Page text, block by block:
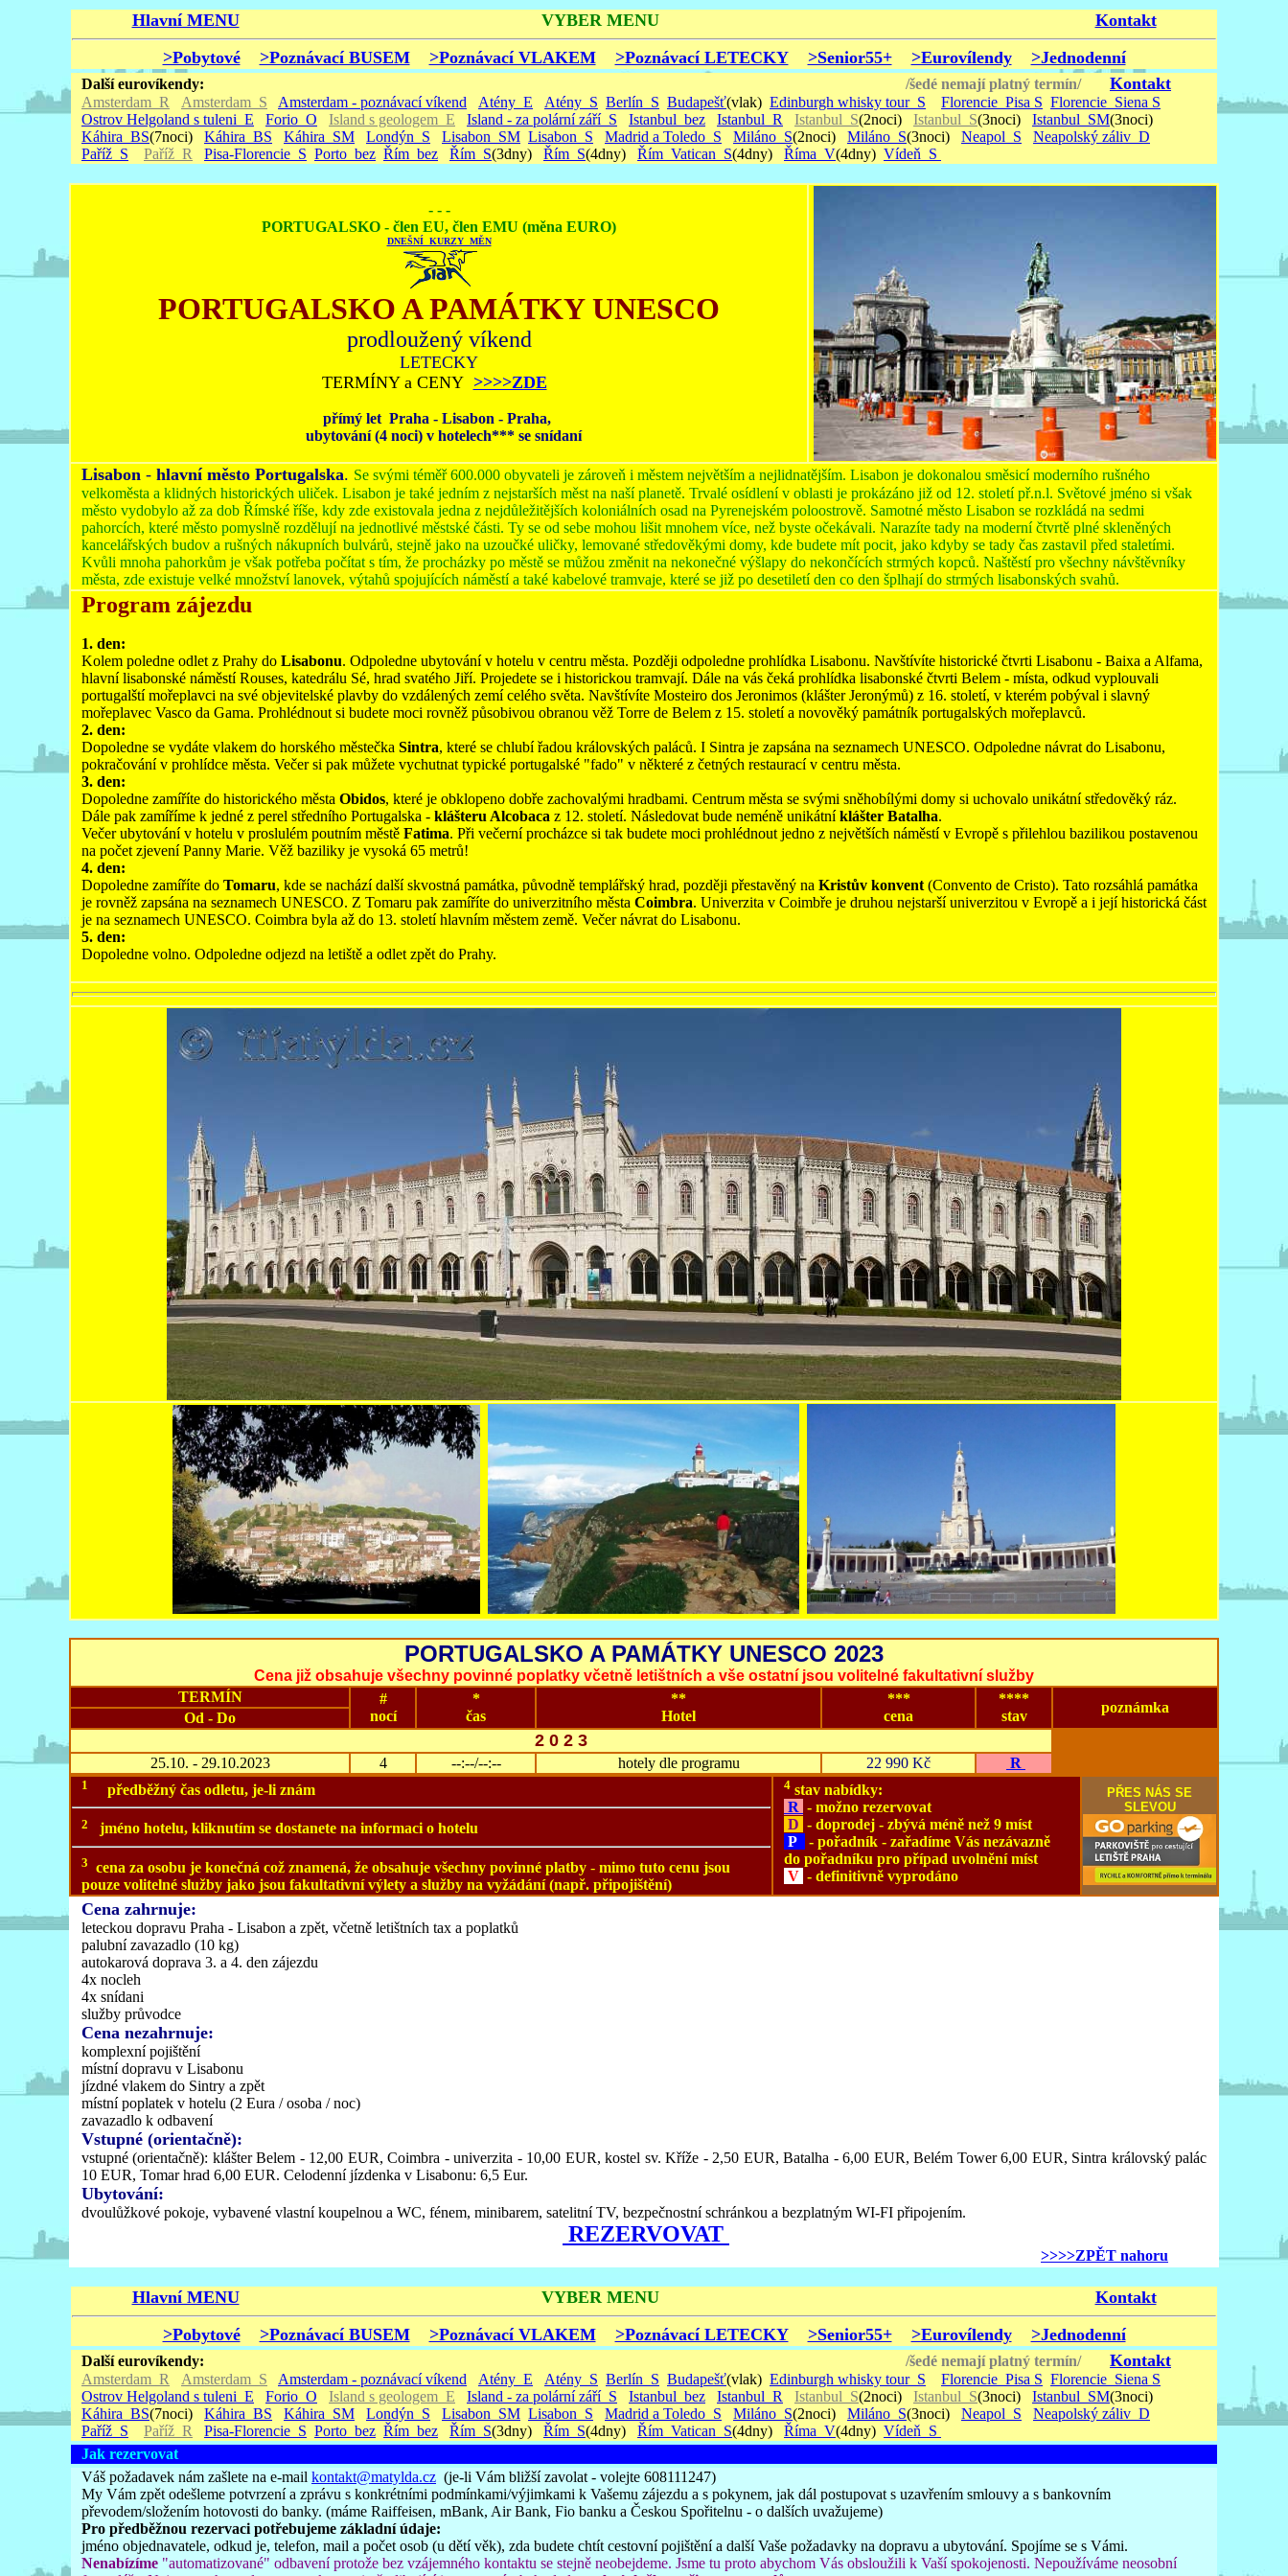
Hlavní MENU VYBER MENU
Kontakt
>Pobytové
>Poznávací BUSEM >Poznávací VLAKEM >Poznávací LETECKY >Senior55+ >Eurovílendy >Jednodenní
Další eurovíkendy: /šedé nemají platný termín/ Kontakt
Amsterdam_R Amsterdam_S Amsterdam - poznávací víkend Atény_E Atény_S Berlín_S Budapešť(vlak) Edinburgh whisky tour_S Florencie_Pisa S Florencie_Siena S
Ostrov Helgoland s tuleni_E
Forio_O Island s geologem_E Island - za polární září_S Istanbul_bez Istanbul_R Istanbul_S(2noci) Istanbul_S(3noci) Istanbul_SM(3noci)
Káhira_BS(7noci) Káhira_BS Káhira_SM Londýn_S Lisabon_SM Lisabon_S Madrid a Toledo_S Miláno_S(2noci) Miláno_S(3noci) Neapol_S
Neapolský záliv_D
Paříž_S
Paříž_R Pisa-Florencie_S Porto_bez Řím_bez Řím_S(3dny) Řím_S(4dny) Řím_Vatican_S(4dny) Říma_V(4dny) Vídeň_S
- - -
PORTUGALSKO - člen EU, člen EMU (měna EURO)
DNEŠNÍ KURZY MĚN
PORTUGALSKO A PAMÁTKY UNESCO
prodloužený víkend
LETECKY
TERMÍNY a CENY >>>>ZDE
přímý let Praha - Lisabon - Praha,
ubytování (4 noci) v hotelech*** se snídaní
Lisabon - hlavní město Portugalska. Se svými téměř 600.000 obyvateli je zároveň i městem největším a nejlidnatějším. Lisabon je dokonalou směsicí moderního rušného
velkoměsta a klidných historických uliček. Lisabon je také jedním z nejstarších měst na naší planetě. Trvalé osídlení v oblasti je prokázáno již od 12. století př.n.l. Světové jméno si však
město vydobylo až za dob Římské říše, kdy zde existovala jedna z nejdůležitějších koloniálních osad na Pyrenejském poloostrově. Samotné město Lisabon se rozkládá na sedmi
pahorcích, které město pomyslně rozdělují na jednotlivé městské části. Ty se od sebe mohou lišit mnohem více, než byste očekávali. Narazíte tady na moderní čtvrtě plné skleněných
kancelářských budov a rušných nákupních bulvárů, stejně jako na uzoučké uličky, lemované středověkými domy, kde budete mít pocit, jako kdyby se tady čas zastavil před staletími.
Kvůli mnoha pahorkům je však potřeba počítat s tím, že procházky po městě se můžou změnit na nekonečné výšlapy do nekončících strmých kopců. Naštěstí pro všechny návštěvníky
města, zde existuje velké množství lanovek, výtahů spojujících náměstí a také kabelové tramvaje, které se již po desetiletí den co den šplhají do strmých lisabonských svahů.
Program zájezdu
1. den:
Kolem poledne odlet z Prahy do Lisabonu. Odpoledne ubytování v hotelu v centru města. Později odpoledne prohlídka Lisabonu. Navštívíte historické čtvrti Lisabonu - Baixa a Alfama,
hlavní lisabonské náměstí Rouses, katedrálu Sé, hrad svatého Jiří. Projedete se i historickou tramvají. Dále na vás čeká prohlídka lisabonské čtvrti Belem - místa, odkud vyplouvali
portugalští mořeplavci na své objevitelské plavby do vzdálených zemí celého světa. Navštívíte Mosteiro dos Jeronimos (klášter Jeronýmů) z 16. století, v kterém pobýval i slavný
mořeplavec Vasco da Gama. Prohlédnout si budete moci rovněž působivou obranou věž Torre de Belem z 15. století a novověký památník portugalských mořeplavců.
2. den:
Dopoledne se vydáte vlakem do horského městečka Sintra, které se chlubí řadou královských paláců. I Sintra je zapsána na seznamech UNESCO. Odpoledne návrat do Lisabonu,
pokračování v prohlídce města. Večer si pak můžete vychutnat typické portugalské "fado" v některé z četných restaurací v centru města.
3. den:
Dopoledne zamíříte do historického města Obidos, které je obklopeno dobře zachovalými hradbami. Centrum města se svými sněhobílými domy si uchovalo unikátní středověký ráz.
Dále pak zamíříme k jedné z perel středního Portugalska - klášteru Alcobaca z 12. století. Následovat bude neméně unikátníklášter Batalha.
Večer ubytování v hotelu v proslulém poutním městě Fatima. Při večerní procházce si tak budete moci prohlédnout jedno z největších náměstí v Evropě s přilehlou bazilikou postavenou
na počet zjevení Panny Marie. Věž baziliky je vysoká 65 metrů!
4. den:
Dopoledne zamíříte do Tomaru, kde se nachází další skvostná památka, původně templářský hrad, později přestavěný na Kristův konvent (Convento de Cristo). Tato rozsáhlá památka
je rovněž zapsána na seznamech UNESCO. Z Tomaru pak zamíříte do univerzitního města Coimbra. Univerzita v Coimbře je druhou nejstarší univerzitou v Evropě a i její historická část
je na seznamech UNESCO. Coimbra byla až do 13. století hlavním městem země. Večer návrat do Lisabonu.
5. den:
Dopoledne volno. Odpoledne odjezd na letiště a odlet zpět do Prahy.
PORTUGALSKO A PAMÁTKY UNESCO 2023
Cena již obsahuje všechny povinné poplatky včetně letištních a vše ostatní jsou volitelné fakultativní služby
TERMÍN
#
nocí
*
čas
**
Hotel
***
cena
****
stav
poznámka
Od - Do
2 0 2 3
25.10. - 29.10.2023 4 --:--/--:-- hotely dle programu 22 990 Kč R
1 předběžný čas odletu, je-li znám
2 jméno hotelu, kliknutím se dostanete na informaci o hotelu
3 cena za osobu je konečná což znamená, že obsahuje všechny povinné platby - mimo tuto cenu jsou
pouze volitelné služby jako jsou fakultativní výlety a služby na vyžádání (např. připojištění)
4 stav nabídky:
R - možno rezervovat
D - doprodej - zbývá méně než 9 míst
P
- pořadník - zařadíme Vás nezávazně
do pořadníku pro případ uvolnění míst
V - definitivně vyprodáno
PŘES NÁS SE
SLEVOU
Cena zahrnuje:
leteckou dopravu Praha - Lisabon a zpět, včetně letištních tax a poplatků
palubní zavazadlo (10 kg)
autokarová doprava 3. a 4. den zájezdu
4x nocleh
4x snídani
služby průvodce
Cena nezahrnuje:
komplexní pojištění
místní dopravu v Lisabonu
jízdné vlakem do Sintry a zpět
místní poplatek v hotelu (2 Eura / osoba / noc)
zavazadlo k odbavení
Vstupné (orientačně):
vstupné (orientačně): klášter Belem - 12,00 EUR, Coimbra - univerzita - 10,00 EUR, kostel sv. Kříže - 2,50 EUR, Batalha - 6,00 EUR, Belém Tower 6,00 EUR, Sintra královský palác
10 EUR, Tomar hrad 6,00 EUR. Celodenní jízdenka v Lisabonu: 6,5 Eur.
Ubytování:
dvoulůžkové pokoje, vybavené vlastní koupelnou a WC, fénem, minibarem, satelitní TV, bezpečnostní schránkou a bezplatným WI-FI připojením.
REZERVOVAT
>>>>ZPĚT nahoru
Hlavní MENU VYBER MENU
Kontakt
>Pobytové
>Poznávací BUSEM >Poznávací VLAKEM >Poznávací LETECKY >Senior55+ >Eurovílendy >Jednodenní
Další eurovíkendy: /šedé nemají platný termín/ Kontakt
Amsterdam_R Amsterdam_S Amsterdam - poznávací víkend Atény_E Atény_S Berlín_S Budapešť(vlak) Edinburgh whisky tour_S Florencie_Pisa S Florencie_Siena S
Ostrov Helgoland s tuleni_E
Forio_O Island s geologem_E Island - za polární září_S Istanbul_bez Istanbul_R Istanbul_S(2noci) Istanbul_S(3noci) Istanbul_SM(3noci)
Káhira_BS(7noci) Káhira_BS Káhira_SM Londýn_S Lisabon_SM Lisabon_S Madrid a Toledo_S Miláno_S(2noci) Miláno_S(3noci) Neapol_S
Neapolský záliv_D
Paříž_S
Paříž_R Pisa-Florencie_S Porto_bez Řím_bez Řím_S(3dny) Řím_S(4dny) Řím_Vatican_S(4dny) Říma_V(4dny) Vídeň_S
Jak rezervovat
Váš požadavek nám zašlete na e-mail kontakt@matylda.cz (je-li Vám bližší zavolat - volejte 608111247)
My Vám zpět odešleme potvrzení a zprávu s konkrétními podmínkami/výjimkami k Vašemu zájezdu a s pokynem, jak dál postupovat s uzavřením smlouvy a s bankovním
převodem/složením hotovosti do banky. (máme Raiffeisen, mBank, Air Bank, Fio banku a Českou Spořitelnu - o dalších uvažujeme)
Pro předběžnou rezervaci potřebujeme základní údaje:
jméno objednavatele, odkud je, telefon, mail a počet osob (u dětí věk), zda budete chtít cestovní pojištění a další Vaše požadavky na dopravu a ubytování. Spojíme se s Vámi.
Nenabízíme "automatizované" odbavení protože bez vzájemného kontaktu se stejně neobejdeme. Jsme tu proto abychom Vás obsloužili k Vaší spokojenosti. Nepoužíváme neosobní